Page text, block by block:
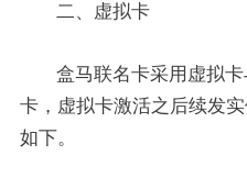
二、虚拟卡
盒马联名卡采用虚拟
卡，虚拟卡激活之后续发
如下。